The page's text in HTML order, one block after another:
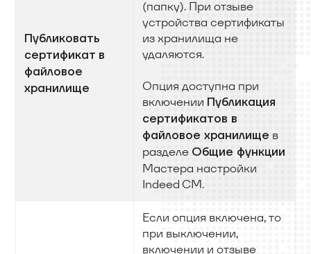
Публиковать
сертификат в
файловое
хранилище
(папку). При отзыве
устройства сертификаты
из хранилища не
удаляются.
Опция доступна при
включении Публикация
сертификатов в
файловое хранилище в
разделе Общие функции
Мастера настройки
Indeed CM.
Если опция включена, то
при выключении,
включении и отзыве